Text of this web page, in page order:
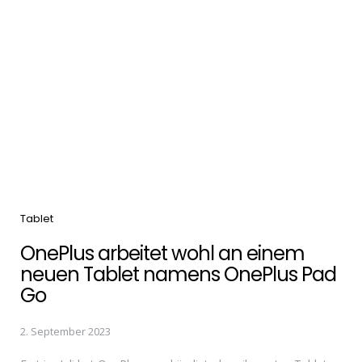
Categories
Tablet
OnePlus arbeitet wohl an einem
neuen Tablet namens OnePlus Pad
Go
2. September 2023